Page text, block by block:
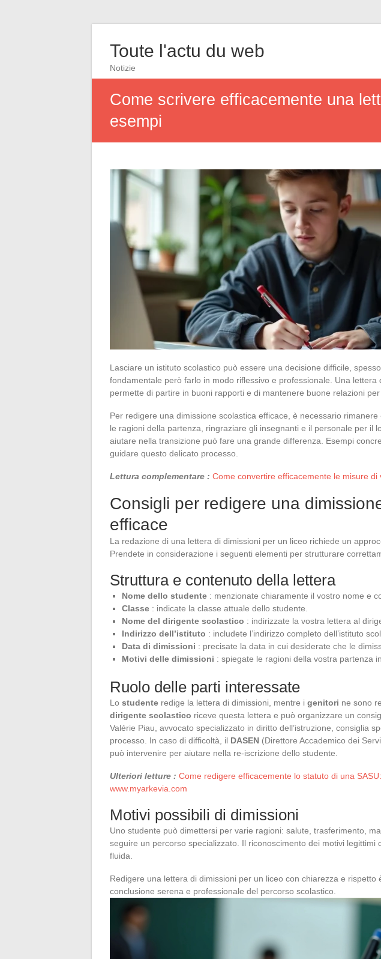
Toute l'actu du web
Notizie
Come scrivere efficacemente una
esempi
Lasciare un istituto scolastico può essere una decisione difficile,
fondamentale però farlo in modo riflessivo e professionale. Una lettera
permette di partire in buoni rapporti e di mantenere buone relazioni per
Per redigere una dimissione scolastica efficace, è necessario
le ragioni della partenza, ringraziare gli insegnanti e il personale per il
aiutare nella transizione può fare una grande differenza. Esempi
guidare questo delicato processo.
Lettura complementare : Come convertire efficacemente le misure di
Consigli per redigere una
efficace
La redazione di una lettera di dimissioni per un liceo richiede un
Prendete in considerazione i seguenti elementi per strutturare
Struttura e contenuto della lettera
Nome dello studente : menzionate chiaramente il vostro nome e
Classe : indicate la classe attuale dello studente.
Nome del dirigente scolastico : indirizzate la vostra lettera al
Indirizzo dell’istituto : includete l’indirizzo completo dell’istituto
Data di dimissioni : precisate la data in cui desiderate che le
Motivi delle dimissioni : spiegate le ragioni della vostra partenza
Ruolo delle parti interessate
Lo studente redige la lettera di dimissioni, mentre i genitori ne sono
dirigente scolastico riceve questa lettera e può organizzare un
Valérie Piau, avvocato specializzato in diritto dell’istruzione, consiglia
processo. In caso di difficoltà, il DASEN (Direttore Accademico dei
può intervenire per aiutare nella re-iscrizione dello studente.
Ulteriori letture : Come redigere efficacemente lo statuto di una
www.myarkevia.com
Motivi possibili di dimissioni
Uno studente può dimettersi per varie ragioni: salute, trasferimento,
seguire un percorso specializzato. Il riconoscimento dei motivi legittimi
fluida.
Redigere una lettera di dimissioni per un liceo con chiarezza e rispetto
conclusione serena e professionale del percorso scolastico.